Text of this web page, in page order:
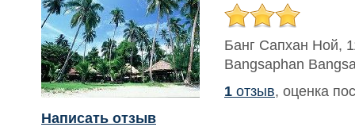
Банг Сапхан Ной,
Bangsaphan
1 отзыв, оценка
Написать отзыв